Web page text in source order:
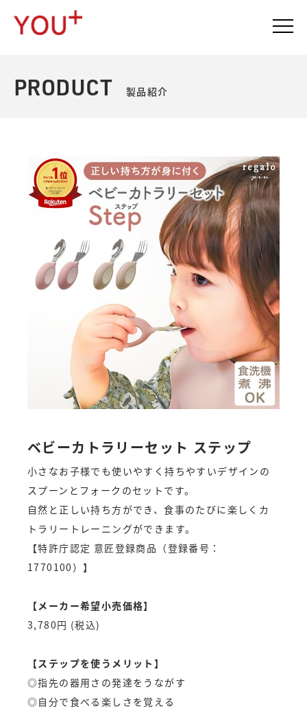
PRODUCT 製品紹介
ベビーカトラリーセット ステップ
小さなお子様でも使いやすく持ちやすいデザインの
スプーンとフォークのセットです。
自然と正しい持ち方ができ、食事のたびに楽しくカ
トラリートレーニングができます。
【特許庁認定 意匠登録商品（登録番号：
1770100）】
【メーカー希望小売価格】
3,780円 (税込)
【ステップを使うメリット】
◎指先の器用さの発達をうながす
◎自分で食べる楽しさを覚える